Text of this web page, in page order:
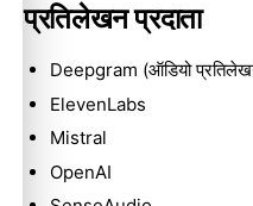
प्रतिलेखन प्रदाता
Deepgram (ऑडियो
ElevenLabs
Mistral
OpenAI